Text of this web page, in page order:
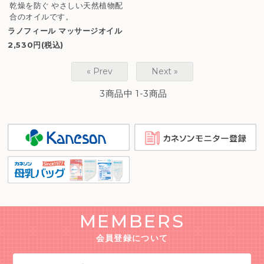
乾燥を防ぐ やさしい天然植物配
合のオイルです。
ラノフィール マッサージオイル
2,530円(税込)
« Prev Next »
3商品中 1-3商品
MEMBERS
会員登録について